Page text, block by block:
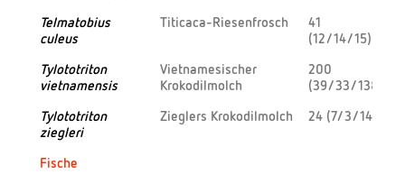
Telmatobius
culeus
Titicaca-Riesenfrosch
41
(12/14/15)
Tylototriton
vietnamensis
Vietnamesischer
Krokodilmolch
200
(39/33/138)
Tylototriton
ziegleri
Zieglers Krokodilmolch 24 (7/3/14)
Fische